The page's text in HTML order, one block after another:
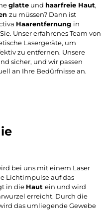
glatte und haarfreie Haut,
zu müssen? Dann ist
Haarentfernung in
Unser erfahrenes Team von
Lasergeräte, um
zu entfernen. Unsere
sicher, und wir passen
an Ihre Bedürfnisse an.
bei uns mit einem Laser
Lichtimpulse auf das
in die Haut ein und wird
erreicht. Durch die
das umliegende Gewebe